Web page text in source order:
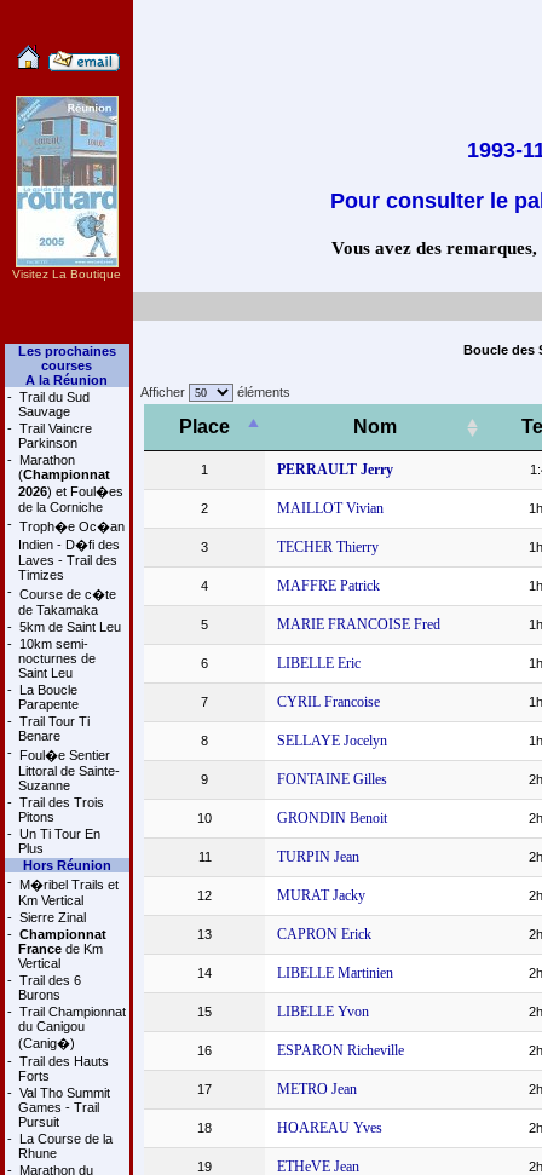
Visitez La Boutique
Les prochaines
courses
A la Réunion
- Trail du Sud
Sauvage
- Trail Vaincre
Parkinson
- Marathon
(Championnat
2026) et Foul�es
de la Corniche
- Troph�e Oc�an
Indien - D�fi des
Laves - Trail des
Timizes
- Course de c�te
de Takamaka
- 5km de Saint Leu
- 10km semi-
nocturnes de
Saint Leu
- La Boucle
Parapente
- Trail Tour Ti
Benare
- Foul�e Sentier
Littoral de Sainte-
Suzanne
- Trail des Trois
Pitons
- Un Ti Tour En
Plus
Hors Réunion
- M�ribel Trails et
Km Vertical
- Sierre Zinal
- Championnat
Francede Km
Vertical
- Trail des 6
Burons
- Trail Championnat
du Canigou
(Canig�)
- Trail des Hauts
Forts
- Val Tho Summit
Games - Trail
Pursuit
- La Course de la
Rhune
- Marathon du
1993-
Pour consulter le
Vous avez des
Boucle des
Afficher éléments
Place Nom
1 PERRAULT Jerry
2 MAILLOT Vivian
3 TECHER Thierry
4 MAFFRE Patrick
5 MARIE FRANCOISE Fred
6 LIBELLE Eric
7 CYRIL Francoise
8 SELLAYE Jocelyn
9 FONTAINE Gilles
10 GRONDIN Benoit
11 TURPIN Jean
12 MURAT Jacky
13 CAPRON Erick
14 LIBELLE Martinien
15 LIBELLE Yvon
16 ESPARON Richeville
17 METRO Jean
18 HOAREAU Yves
19 ETHeVE Jean